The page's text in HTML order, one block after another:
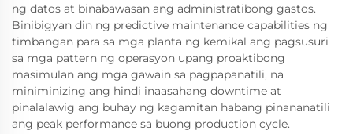
ng datos at binabawasan ang administratibong gastos.
Binibigyan din ng predictive maintenance capabilities ng
timbangan para sa mga planta ng kemikal ang pagsusuri
sa mga pattern ng operasyon upang proaktibong
masimulan ang mga gawain sa pagpapanatili, na
miniminizing ang hindi inaasahang downtime at
pinalalawig ang buhay ng kagamitan habang pinananatili
ang peak performance sa buong production cycle.